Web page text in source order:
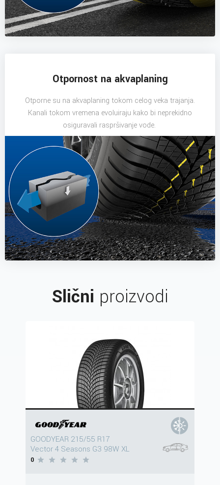
Otpornost na akvaplaning
Otporne su na akvaplaning tokom celog veka trajanja.
Kanali tokom vremena evoluiraju kako bi neprekidno
osiguravali raspršivanje vode.
Slični proizvodi
GOODYEAR 215/55 R17
Vector 4 Seasons G3 98W XL
0